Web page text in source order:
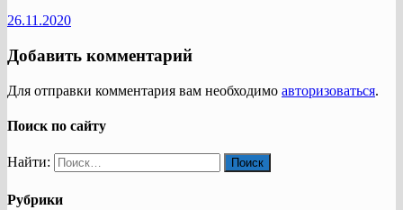
26.11.2020
Добавить комментарий
Для отправки комментария вам необходимо авторизоваться.
Поиск по сайту
Найти:
Рубрики